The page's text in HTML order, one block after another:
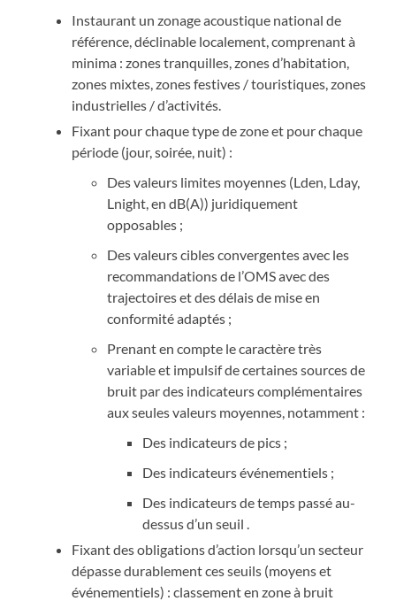
Instaurant un zonage acoustique national de
référence, déclinable localement, comprenant à
minima : zones tranquilles, zones d’habitation,
zones mixtes, zones festives / touristiques, zones
industrielles / d’activités.
Fixant pour chaque type de zone et pour chaque
période (jour, soirée, nuit) :
Des valeurs limites moyennes (Lden, Lday,
Lnight, en dB(A)) juridiquement
opposables ;
Des valeurs cibles convergentes avec les
recommandations de l’OMS avec des
trajectoires et des délais de mise en
conformité adaptés ;
Prenant en compte le caractère très
variable et impulsif de certaines sources de
bruit par des indicateurs complémentaires
aux seules valeurs moyennes, notamment :
Des indicateurs de pics ;
Des indicateurs événementiels ;
Des indicateurs de temps passé au-
dessus d’un seuil .
Fixant des obligations d’action lorsqu’un secteur
dépasse durablement ces seuils (moyens et
événementiels) : classement en zone à bruit